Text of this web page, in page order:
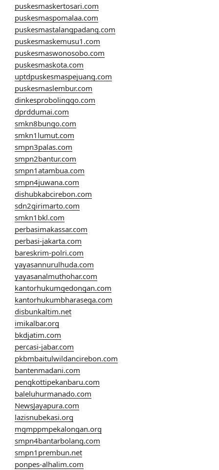
puskesmaskertosari.com
puskesmaspomalaa.com
puskesmastalangpadang.com
puskesmaskemusu1.com
puskesmaswonosobo.com
puskesmaskota.com
uptdpuskesmaspejuang.com
puskesmaslembur.com
dinkesprobolinggo.com
dprddumai.com
smkn8bungo.com
smkn1lumut.com
smpn3palas.com
smpn2bantur.com
smpn1atambua.com
smpn4juwana.com
dishubkabcirebon.com
sdn2girimarto.com
smkn1bkl.com
perbasimakassar.com
perbasi-jakarta.com
bareskrim-polri.com
yayasannurulhuda.com
yayasanalmuthohar.com
kantorhukumgedongan.com
kantorhukumbharasega.com
disbunkaltim.net
imikalbar.org
bkdjatim.com
percasi-jabar.com
pkbmbaitulwildancirebon.com
bantenmadani.com
pengkottipekanbaru.com
baleluhurmanado.com
NewsJayapura.com
lazisnubekasi.org
mgmppmpekalongan.org
smpn4bantarbolang.com
smpn1prembun.net
ponpes-alhalim.com